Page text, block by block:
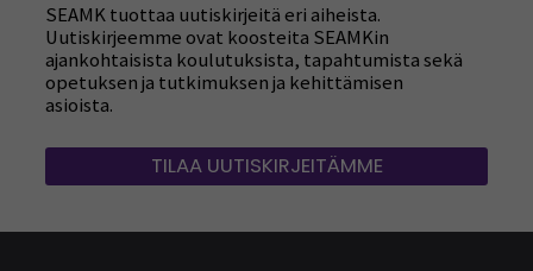
SEAMK tuottaa uutiskirjeitä eri aiheista.
Uutiskirjeemme ovat koosteita SEAMKin
ajankohtaisista koulutuksista, tapahtumista sekä
opetuksen ja tutkimuksen ja kehittämisen
asioista.
TILAA UUTISKIRJEITÄMME